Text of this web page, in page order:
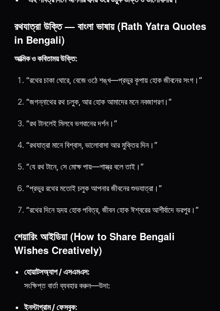
রথযাত্রা উক্তি — বাংলা ভাষায় (Rath Yatra Quotes
in Bengali)
আত্মিক ও কবিতাময় উক্তি:
“রথের চাকা ঘোরে, বেজে ওঠে শঙ্খ—প্রভুর কৃপায় হোক জীবনের সংগ।”
“জগন্নাথের রথ চলুক, আর হোক আমাদের মনে নবজাগরণ।”
“রথ টানলেই মিলবে ভগবানের দর্শন।”
“রথযাত্রা মানে বিশ্বাস, ভালোবাসা আর মুক্তির দিন।”
“যে রথ টানে, সে মোক্ষ পায়—শাস্ত্র বলে তাই।”
“প্রভুর রথের মতোই চলুক আপনার জীবনের শুভযাত্রা।”
“রথের দিনে হৃদয় হোক পবিত্র, জীবন হোক ঈশ্বরের আশীর্বাদে ভরপুর।”
শেয়ারিং আইডিয়া (How to Share Bengali
Wishes Creatively)
হোয়াটসঅ্যাপ / এসএমএস:
সংক্ষিপ্ত বার্তা ব্যবহার করুন—উদা:
ইনস্টাগ্রাম / ফেসবুক: